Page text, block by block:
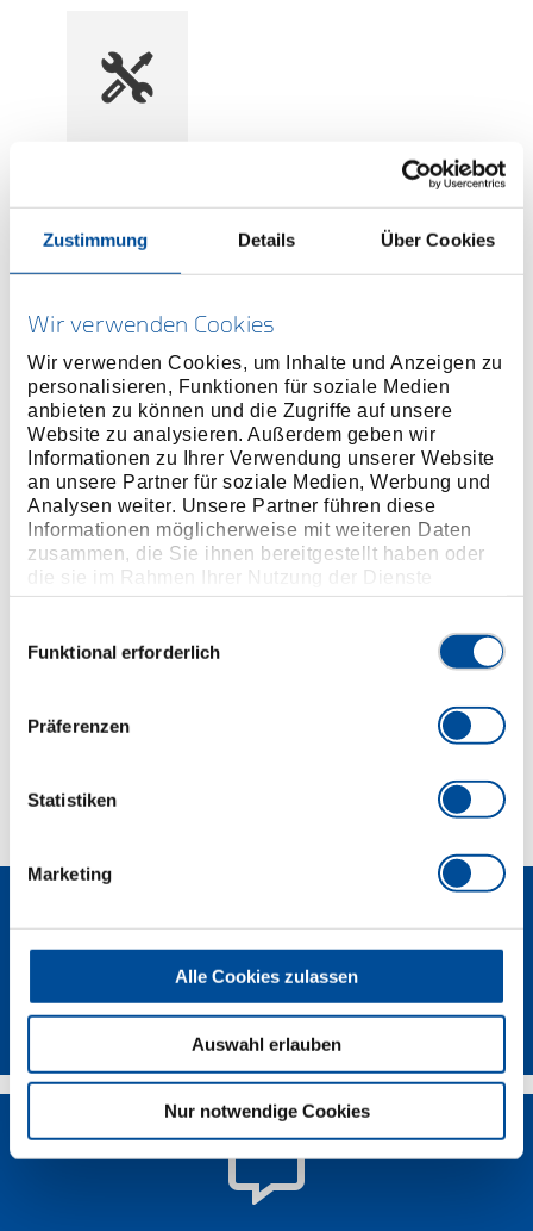
Zustimmung Details Über Cookies
Wir verwenden Cookies
Wir verwenden Cookies, um Inhalte und Anzeigen zu
personalisieren, Funktionen für soziale Medien
anbieten zu können und die Zugriffe auf unsere
Website zu analysieren. Außerdem geben wir
Informationen zu Ihrer Verwendung unserer Website
an unsere Partner für soziale Medien, Werbung und
Analysen weiter. Unsere Partner führen diese
Informationen möglicherweise mit weiteren Daten
zusammen, die Sie ihnen bereitgestellt haben oder
die sie im Rahmen Ihrer Nutzung der Dienste
gesammelt haben. Unsere vollständige
Funktional erforderlich
Präferenzen
Statistiken
Marketing
Alle Cookies zulassen
Auswahl erlauben
Nur notwendige Cookies
ONLINE KAUFEN
HÄNDLER FINDEN
Produktlinie EAN4046459062738
Produktbeschreibung
Im Lieferumfang von z.B. KL-0039-160 E enthalten.
Newsletter